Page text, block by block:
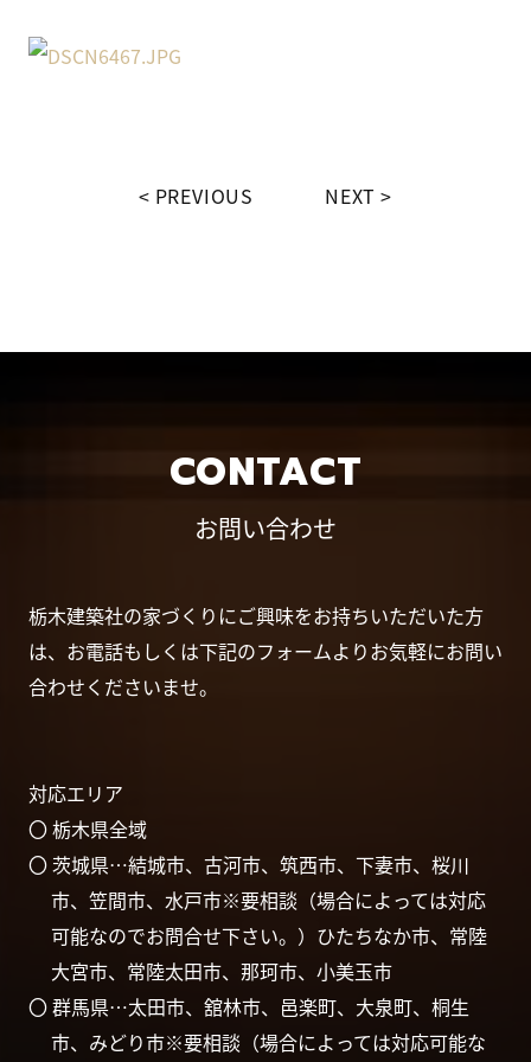
PREVIOUS NEXT
CONTACT
お問い合わせ
栃木建築社の家づくりにご興味をお持ちいただいた方
は、お電話もしくは下記のフォームよりお気軽にお問い
合わせくださいませ。
対応エリア
〇 栃木県全域
〇 茨城県…結城市、古河市、筑西市、下妻市、桜川
市、笠間市、水戸市※要相談（場合によっては対応
可能なのでお問合せ下さい。）ひたちなか市、常陸
大宮市、常陸太田市、那珂市、小美玉市
〇 群馬県…太田市、舘林市、邑楽町、大泉町、桐生
市、みどり市※要相談（場合によっては対応可能な